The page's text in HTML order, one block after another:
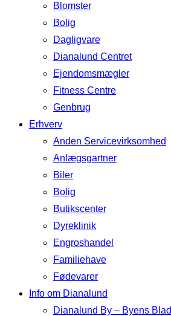
Blomster
Bolig
Dagligvare
Dianalund Centret
Ejendomsmægler
Fitness Centre
Genbrug
Erhverv
Anden Servicevirksomhed
Anlægsgartner
Biler
Bolig
Butikscenter
Dyreklinik
Engroshandel
Familiehave
Fødevarer
Info om Dianalund
Dianalund By – Byens Blad